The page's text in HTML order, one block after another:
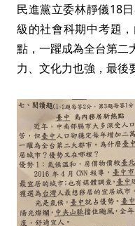
民進黨立委林靜儀18
級的社會科期中考題
點，一躍成為全台第二
力、文化力也強，最後